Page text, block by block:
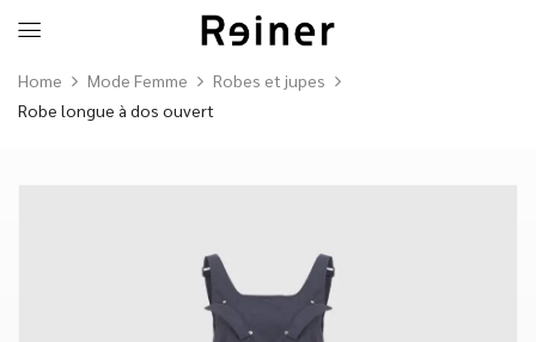
Home Mode Femme
Robes et jupes
Robe longue à dos ouvert